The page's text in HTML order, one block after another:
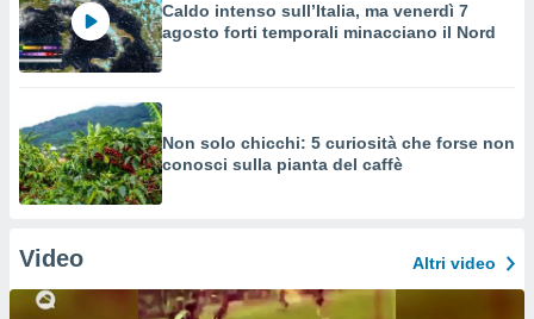
Caldo intenso sull’Italia, ma venerdì 7
agosto forti temporali minacciano il Nord
Non solo chicchi: 5 curiosità che forse non
conosci sulla pianta del caffè
Video Altri video